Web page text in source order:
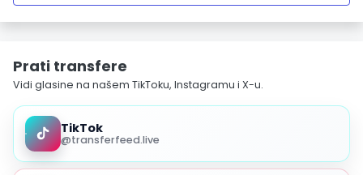
Prati transfere
Vidi glasine na našem TikToku, Instagramu i X-u.
TikTok
@transferfeed.live